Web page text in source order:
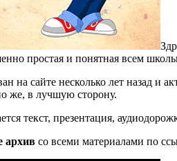
простая и понятная всем
на сайте несколько лет назад и
же, в лучшую сторону.
текст, презентация,
архив со всеми материалами по